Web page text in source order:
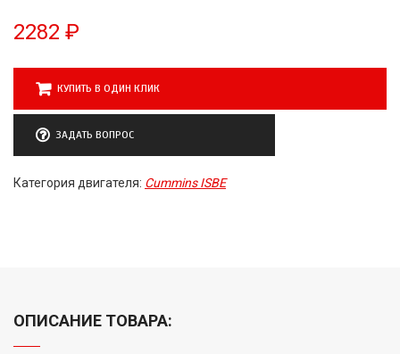
2282 ₽
КУПИТЬ В ОДИН КЛИК
ЗАДАТЬ ВОПРОС
Категория двигателя: Cummins ISBE
ОПИСАНИЕ ТОВАРА: